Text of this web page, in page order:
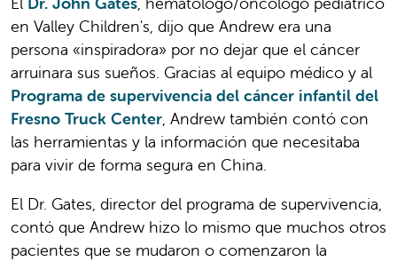
en Valley Children's, dijo que Andrew era una
persona «inspiradora» por no dejar que el cáncer
arruinara sus sueños. Gracias al equipo médico y al
Programa de supervivencia del cáncer infantil del
Fresno Truck Center, Andrew también contó con
las herramientas y la información que necesitaba
para vivir de forma segura en China.
El Dr. Gates, director del programa de supervivencia,
contó que Andrew hizo lo mismo que muchos otros
pacientes que se mudaron o comenzaron la